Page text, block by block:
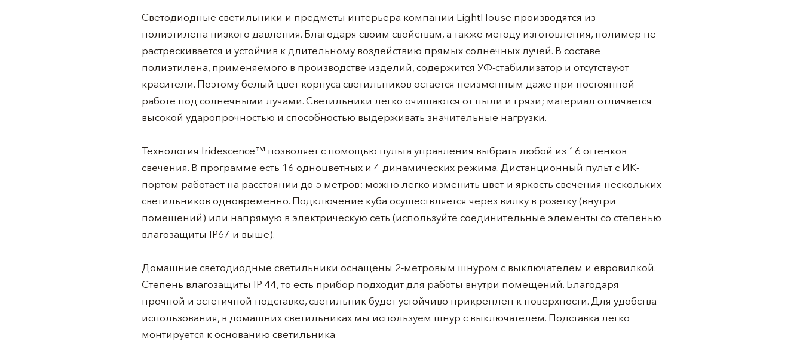
Светодиодные светильники и предметы интерьера компании LightHouse производятся из
полиэтилена низкого давления. Благодаря своим свойствам, а также методу изготовления, полимер не
растрескивается и устойчив к длительному воздействию прямых солнечных лучей. В составе
полиэтилена, применяемого в производстве изделий, содержится УФ-стабилизатор и отсутствуют
красители. Поэтому белый цвет корпуса светильников остается неизменным даже при постоянной
работе под солнечными лучами. Светильники легко очищаются от пыли и грязи; материал отличается
высокой ударопрочностью и способностью выдерживать значительные нагрузки.
Технология Iridescence™ позволяет с помощью пульта управления выбрать любой из 16 оттенков
свечения. В программе есть 16 одноцветных и 4 динамических режима. Дистанционный пульт с ИК-
портом работает на расстоянии до 5 метров: можно легко изменить цвет и яркость свечения нескольких
светильников одновременно. Подключение куба осуществляется через вилку в розетку (внутри
помещений) или напрямую в электрическую сеть (используйте соединительные элементы со степенью
влагозащиты IP67 и выше).
Домашние светодиодные светильники оснащены 2-метровым шнуром с выключателем и евровилкой.
Степень влагозащиты IP 44, то есть прибор подходит для работы внутри помещений. Благодаря
прочной и эстетичной подставке, светильник будет устойчиво прикреплен к поверхности. Для удобства
использования, в домашних светильниках мы используем шнур с выключателем. Подставка легко
монтируется к основанию светильника